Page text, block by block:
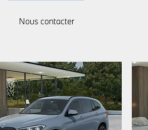
Nous contacter